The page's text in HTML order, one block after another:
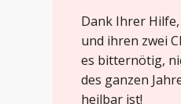
Dank Ihrer
und ihren zwei
es bitternötig,
des ganzen
heilbar ist!